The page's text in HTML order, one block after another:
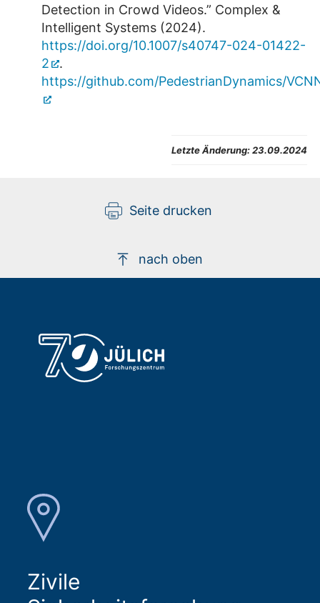
Detection in Crowd Videos.” Complex &
Intelligent Systems (2024).
https://doi.org/10.1007/s40747-024-01422-
2
.
https://github.com/PedestrianDynamics/
Letzte Änderung:23.09.2024
Seite drucken
nach oben
Zivile